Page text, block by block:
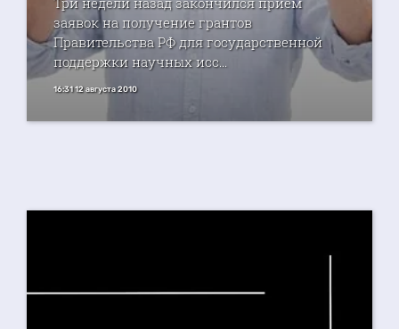
заявок на получение грантов
Правительства РФ для государственной
поддержки научных исс...
16:31 12 августа 2010